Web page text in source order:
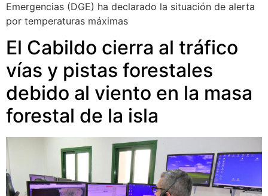
Emergencias (DGE) ha declarado la situación de alerta
por temperaturas máximas
El Cabildo cierra al tráfico
vías y pistas forestales
debido al viento en la masa
forestal de la isla